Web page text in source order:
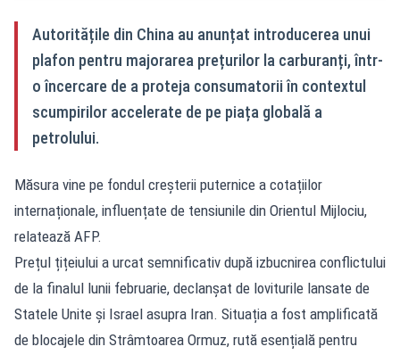
Autoritățile din China au anunțat introducerea unui
plafon pentru majorarea prețurilor la carburanți, într-
o încercare de a proteja consumatorii în contextul
scumpirilor accelerate de pe piața globală a
petrolului.
Măsura vine pe fondul creșterii puternice a cotațiilor
internaționale, influențate de tensiunile din Orientul Mijlociu,
relatează AFP.
Prețul țițeiului a urcat semnificativ după izbucnirea conflictului
de la finalul lunii februarie, declanșat de loviturile lansate de
Statele Unite și Israel asupra Iran. Situația a fost amplificată
de blocajele din Strâmtoarea Ormuz, rută esențială pentru